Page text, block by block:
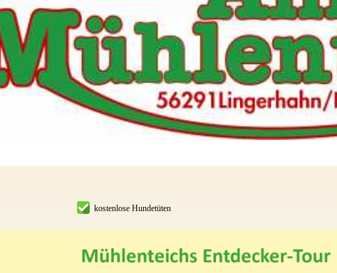
kostenlose Hundetüten